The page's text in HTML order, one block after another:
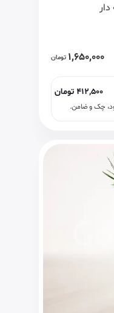
1,650,000 تومان
412,500 تومان